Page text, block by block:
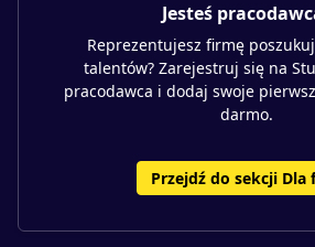
Jesteś
Reprezentujesz firmę
talentów? Zarejestruj się na
pracodawca i dodaj swoje
darmo.
Przejdź do sekcji Dla